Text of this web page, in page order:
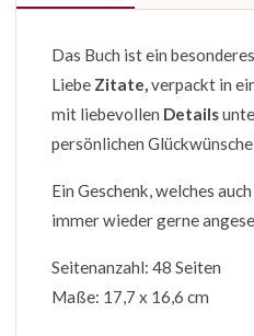
Das Buch ist ein besonderes
Liebe Zitate,verpackt in
mit liebevollen Details
persönlichen
Ein Geschenk, welches
immer wieder gerne
Seitenanzahl: 48 Seiten
Maße: 17,7 x 16,6 cm